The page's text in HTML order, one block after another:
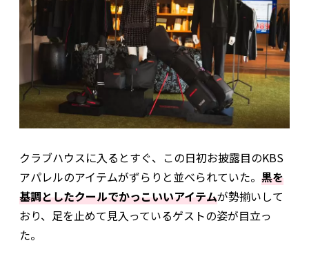
クラブハウスに入るとすぐ、この日初お披露目のKBS
アパレルのアイテムがずらりと並べられていた。 黒を
基調としたクールでかっこいいアイテムが勢揃いして
おり、足を止めて見入っているゲストの姿が目立っ
た。